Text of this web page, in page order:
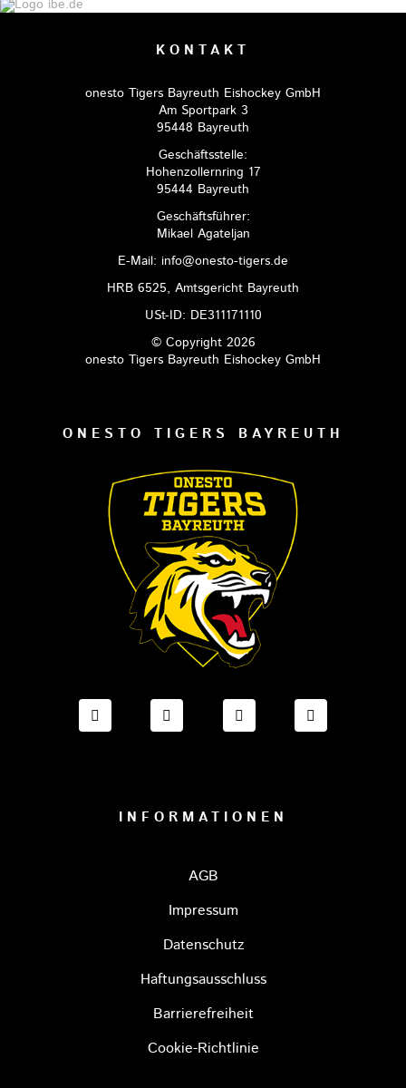
KONTAKT
onesto Tigers Bayreuth Eishockey GmbH
Am Sportpark 3
95448 Bayreuth
Geschäftsstelle:
Hohenzollernring 17
95444 Bayreuth
Geschäftsführer:
Mikael Agateljan
E-Mail: info@onesto-tigers.de
HRB 6525, Amtsgericht Bayreuth
USt-ID: DE311171110
© Copyright 2026
onesto Tigers Bayreuth Eishockey GmbH
ONESTO TIGERS BAYREUTH
FACEBOOK ONESTO TIGERS BAYREUTH
INSTAGRAM ONESTO TIGERS
TIKTOK ONESTO
INFORMATIONEN
AGB
Impressum
Datenschutz
Haftungsausschluss
Barrierefreiheit
Cookie-Richtlinie